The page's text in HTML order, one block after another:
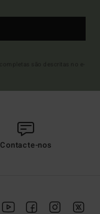
Contacte-nos